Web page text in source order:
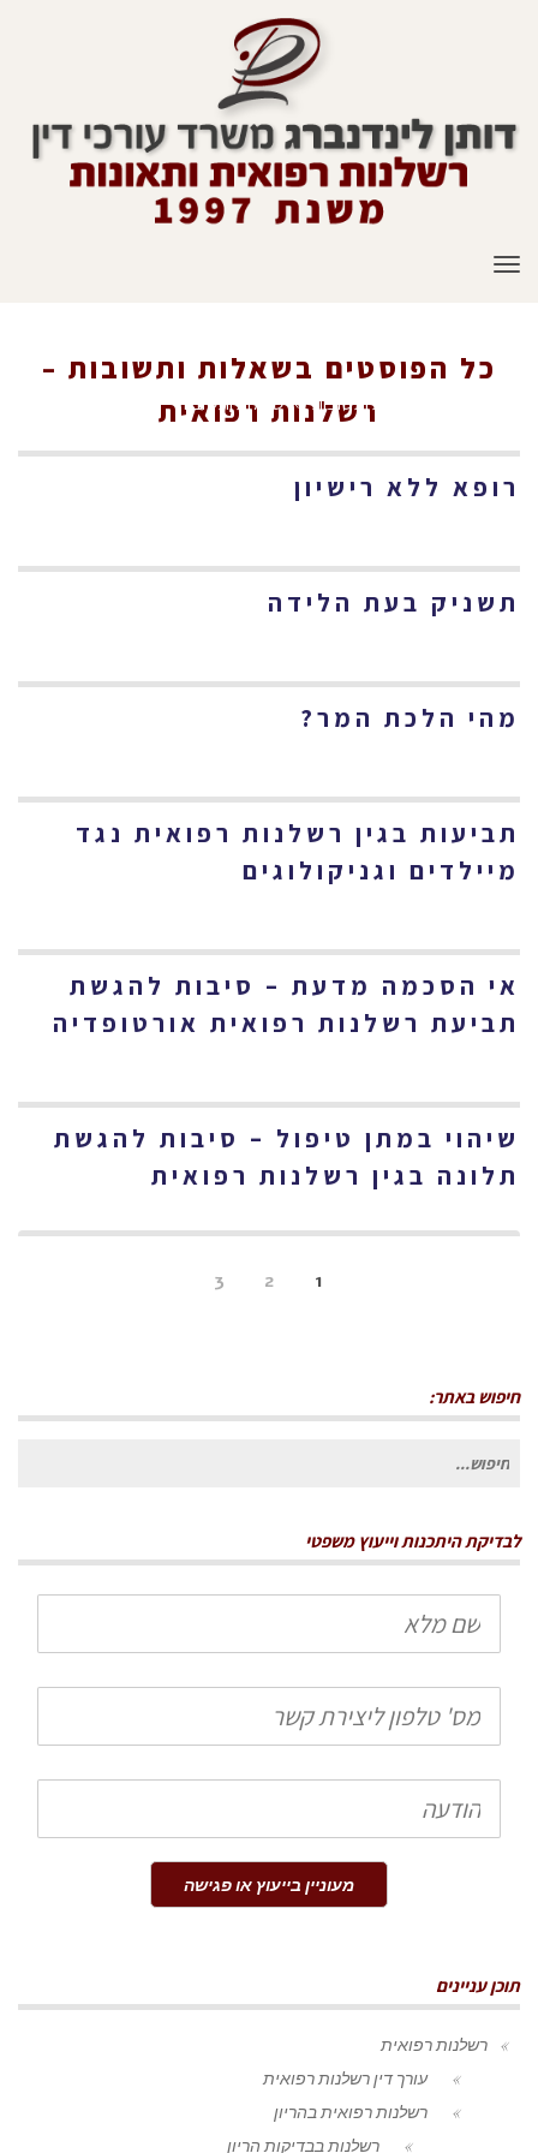
תפריט
שאלות ותשובות » שאלות ותשובות – רשלנות רפואית
כל הפוסטים בשאלות ותשובות –
רשלנות רפואית
רופא ללא רישיון
תשניק בעת הלידה
מהי הלכת המר?
תביעות בגין רשלנות רפואית נגד
מיילדים וגניקולוגים
אי הסכמה מדעת – סיבות להגשת
תביעת רשלנות רפואית אורטופדיה
שיהוי במתן טיפול – סיבות להגשת
תלונה בגין רשלנות רפואית
1
2
3
חיפוש באתר:
חיפוש
לבדיקת היתכנות וייעוץ משפטי
שם
מלא
טלפון
הודעה
מעוניין בייעוץ או פגישה
תוכן עניינים
רשלנות רפואית
עורך דין רשלנות רפואית
רשלנות רפואית בהריון
רשלנות בבדיקות הריון